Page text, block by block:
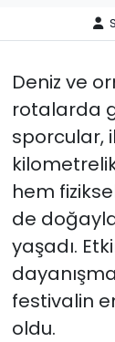
Deniz ve
rotalarda
sporcular,
hem
de
yaşadı.
festivalin
oldu.